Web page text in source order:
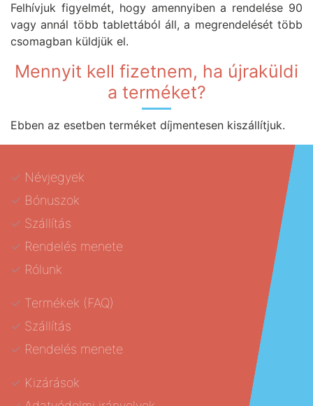
Felhívjuk figyelmét, hogy amennyiben a rendelése 90
vagy annál több tablettából áll, a megrendelését több
csomagban küldjük el.
Mennyit kell fizetnem, ha újraküldi
a terméket?
Ebben az esetben terméket díjmentesen kiszállítjuk.
Névjegyek
Bónuszok
Szállítás
Rendelés menete
Rólunk
Termékek (FAQ)
Szállítás
Rendelés menete
Kizárások